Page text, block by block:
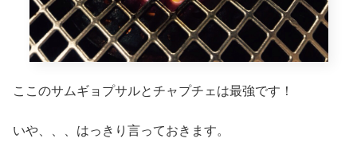
ここのサムギョプサルとチャプチェは最強です！
いや、、、はっきり言っておきます。